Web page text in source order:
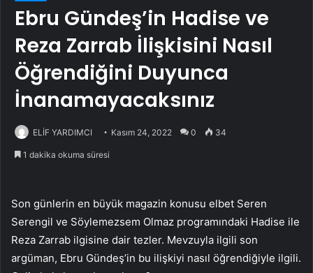
Ebru Gündeş’in Hadise ve
Reza Zarrab İlişkisini Nasıl
Öğrendiğini Duyunca
İnanamayacaksınız
ELİF YARDIMCI Kasım 24, 2022 0 34
1 dakika okuma süresi
Son günlerin en büyük magazin konusu elbet Seren
Serengil ve Söylemezsem Olmaz programındaki Hadise ile
Reza Zarrab ilgisine dair tezler. Mevzuyla ilgili son
argüman, Ebru Gündeş’in bu ilişkiyi nasıl öğrendiğiyle ilgili.